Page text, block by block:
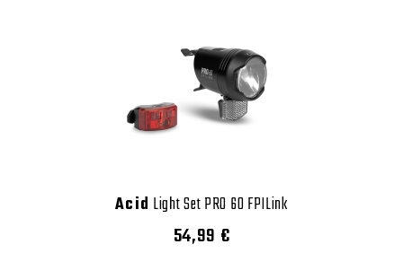
Acid Light Set PRO 60 FPILink
54,99 €